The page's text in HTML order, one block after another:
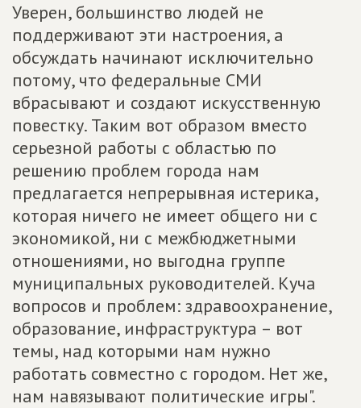
Уверен, большинство людей не
поддерживают эти настроения, а
обсуждать начинают исключительно
потому, что федеральные СМИ
вбрасывают и создают искусственную
повестку. Таким вот образом вместо
серьезной работы с областью по
решению проблем города нам
предлагается непрерывная истерика,
которая ничего не имеет общего ни с
экономикой, ни с межбюджетными
отношениями, но выгодна группе
муниципальных руководителей. Куча
вопросов и проблем: здравоохранение,
образование, инфраструктура – вот
темы, над которыми нам нужно
работать совместно с городом. Нет же,
нам навязывают политические игры".